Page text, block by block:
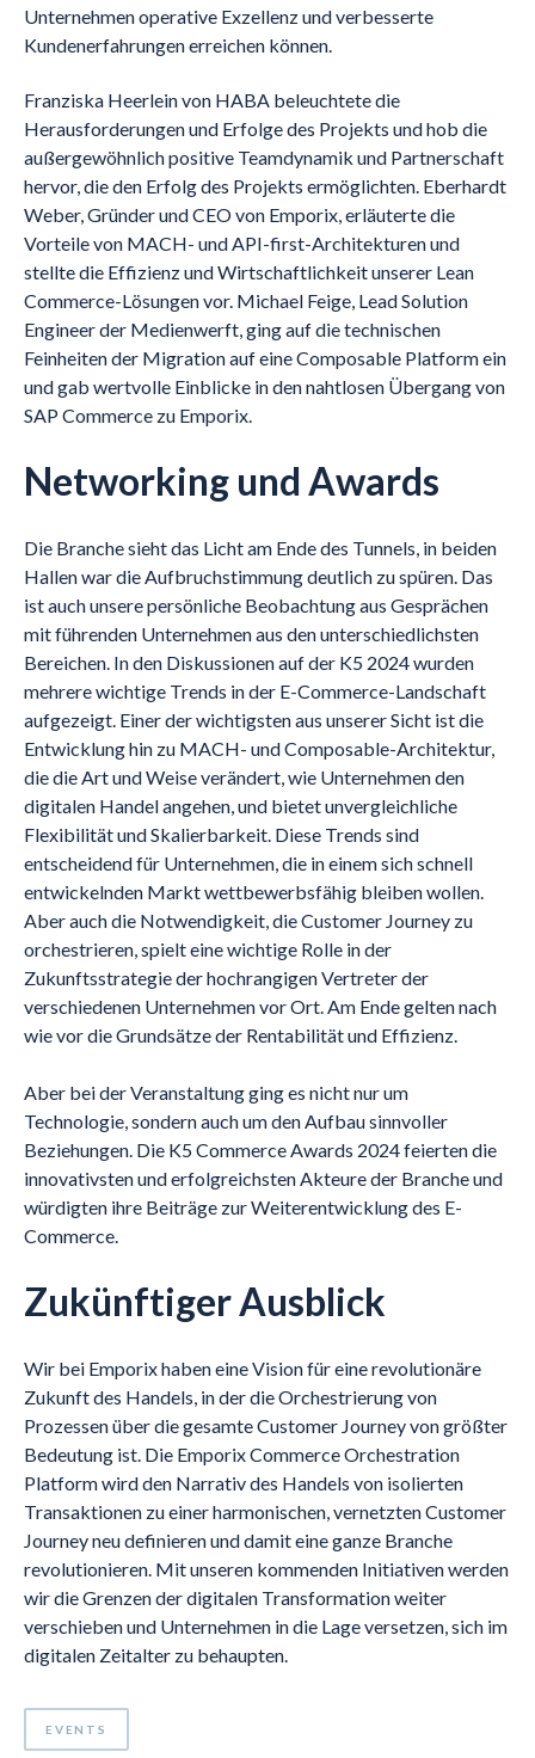
Unternehmen operative Exzellenz und verbesserte
Kundenerfahrungen erreichen können.
Franziska Heerlein von HABA beleuchtete die
Herausforderungen und Erfolge des Projekts und hob die
außergewöhnlich positive Teamdynamik und Partnerschaft
hervor, die den Erfolg des Projekts ermöglichten. Eberhardt
Weber, Gründer und CEO von Emporix, erläuterte die
Vorteile von MACH- und API-first-Architekturen und
stellte die Effizienz und Wirtschaftlichkeit unserer Lean
Commerce-Lösungen vor. Michael Feige, Lead Solution
Engineer der Medienwerft, ging auf die technischen
Feinheiten der Migration auf eine Composable Platform ein
und gab wertvolle Einblicke in den nahtlosen Übergang von
SAP Commerce zu Emporix.
Networking und Awards
Die Branche sieht das Licht am Ende des Tunnels, in beiden
Hallen war die Aufbruchstimmung deutlich zu spüren. Das
ist auch unsere persönliche Beobachtung aus Gesprächen
mit führenden Unternehmen aus den unterschiedlichsten
Bereichen. In den Diskussionen auf der K5 2024 wurden
mehrere wichtige Trends in der E-Commerce-Landschaft
aufgezeigt. Einer der wichtigsten aus unserer Sicht ist die
Entwicklung hin zu MACH- und Composable-Architektur,
die die Art und Weise verändert, wie Unternehmen den
digitalen Handel angehen, und bietet unvergleichliche
Flexibilität und Skalierbarkeit. Diese Trends sind
entscheidend für Unternehmen, die in einem sich schnell
entwickelnden Markt wettbewerbsfähig bleiben wollen.
Aber auch die Notwendigkeit, die Customer Journey zu
orchestrieren, spielt eine wichtige Rolle in der
Zukunftsstrategie der hochrangigen Vertreter der
verschiedenen Unternehmen vor Ort. Am Ende gelten nach
wie vor die Grundsätze der Rentabilität und Effizienz.
Aber bei der Veranstaltung ging es nicht nur um
Technologie, sondern auch um den Aufbau sinnvoller
Beziehungen. Die K5 Commerce Awards 2024 feierten die
innovativsten und erfolgreichsten Akteure der Branche und
würdigten ihre Beiträge zur Weiterentwicklung des E-
Commerce.
Zukünftiger Ausblick
Wir bei Emporix haben eine Vision für eine revolutionäre
Zukunft des Handels, in der die Orchestrierung von
Prozessen über die gesamte Customer Journey von größter
Bedeutung ist. Die Emporix Commerce Orchestration
Platform wird den Narrativ des Handels von isolierten
Transaktionen zu einer harmonischen, vernetzten Customer
Journey neu definieren und damit eine ganze Branche
revolutionieren. Mit unseren kommenden Initiativen werden
wir die Grenzen der digitalen Transformation weiter
verschieben und Unternehmen in die Lage versetzen, sich im
digitalen Zeitalter zu behaupten.
EVENTS